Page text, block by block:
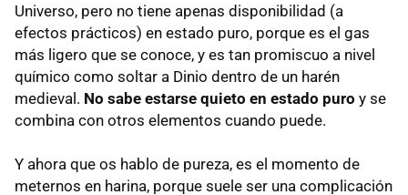
Universo, pero no tiene apenas disponibilidad (a
efectos prácticos) en estado puro, porque es el gas
más ligero que se conoce, y es tan promiscuo a nivel
químico como soltar a Dinio dentro de un harén
medieval. No sabe estarse quieto en estado puro y se
combina con otros elementos cuando puede.
Y ahora que os hablo de pureza, es el momento de
meternos en harina, porque suele ser una complicación